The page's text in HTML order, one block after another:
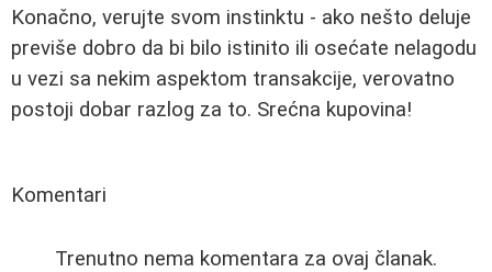
Konačno, verujte svom instinktu - ako nešto deluje
previše dobro da bi bilo istinito ili osećate nelagodu
u vezi sa nekim aspektom transakcije, verovatno
postoji dobar razlog za to. Srećna kupovina!
Komentari
Trenutno nema komentara za ovaj članak.